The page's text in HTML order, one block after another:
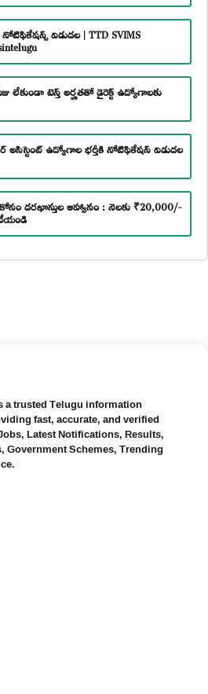
విడుదల | TTD SVIMS
లేకుండా టెన్త్ అర్హతతో డైరెక్ట్ ఉద్యోగాలకు
అసిస్టెంట్ ఉద్యోగాల భర్తీకి నోటిఫికేషన్ విడుదల
దరఖాస్తుల ఆహ్వానం : నెలకు ₹20,000/-
trusted Telugu information
fast, accurate, and verified
Latest Notifications, Results,
Government Schemes, Trending